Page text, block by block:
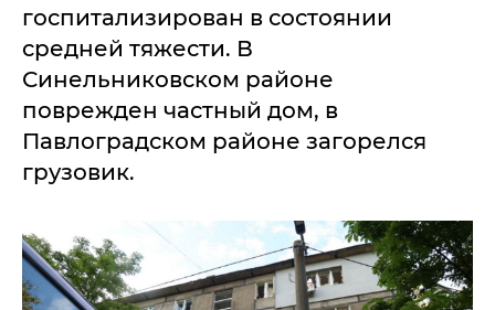
госпитализирован в состоянии
средней тяжести. В
Синельниковском районе
поврежден частный дом, в
Павлоградском районе загорелся
грузовик.